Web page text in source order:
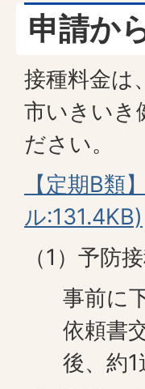
申請か
接種料金は
市いきいき
ださい。
【定期B
ル:131.4KB)
（1）予防
事前に
依頼書
後、約